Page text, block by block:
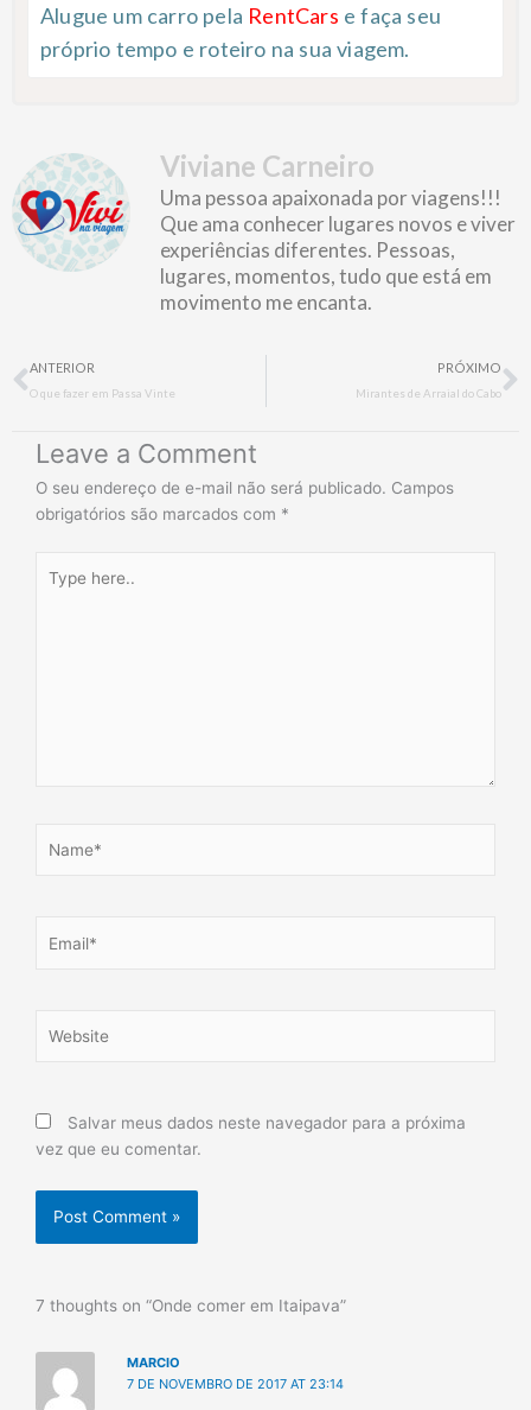
Alugue um carro pela RentCars e faça seu
próprio tempo e roteiro na sua viagem.
Viviane Carneiro
Uma pessoa apaixonada por viagens!!!
Que ama conhecer lugares novos e viver
experiências diferentes. Pessoas,
lugares, momentos, tudo que está em
movimento me encanta.
Prev
ANTERIOR
O que fazer em Passa Vinte
PRÓXIMO
Mirantes de Arraial do Cabo
Leave a Comment
O seu endereço de e-mail não será publicado. Campos
obrigatórios são marcados com *
here..
Salvar meus dados neste navegador para a próxima
vez que eu comentar.
7 thoughts on “Onde comer em Itaipava”
MARCIO
7 DE NOVEMBRO DE 2017 AT 23:14